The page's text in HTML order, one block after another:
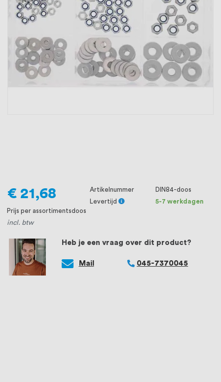
ons voorop, want we geloven dat een
goede relatie met onze klanten het
verschil maakt.
Heb je een vraag over dit product?
Mail 045-7370045
€ 21,68
Prijs per assortimentsdoos
incl. btw
Artikelnummer
DIN84-doos
Levertijd
5-7 werkdagen